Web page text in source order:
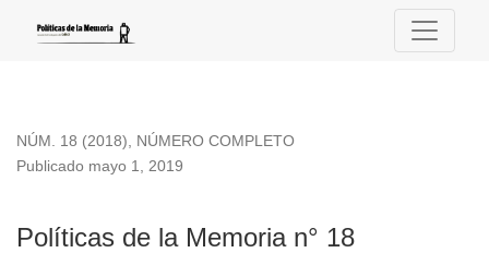
NÚM. 18 (2018), NÚMERO COMPLETO
Políticas de la Memoria n° 18
Publicado mayo 1, 2019